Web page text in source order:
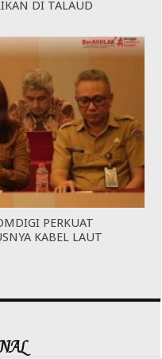
DI TALAUD
PERKUAT
KABEL LAUT